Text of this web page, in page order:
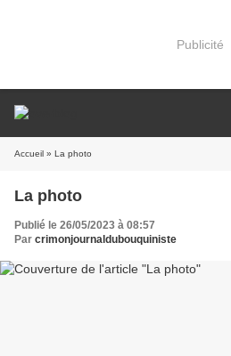
Publicité
Accueil » La photo
La photo
Publié le 26/05/2023 à 08:57
Par crimonjournaldubouquiniste